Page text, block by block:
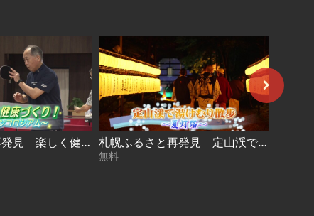
札幌ふるさと再発見 楽しく健康づくり！～ピンポンコロシアム～2026年7月11日放送 札幌ふるさと再発見 定山渓で湯けむり散歩～夏灯路～2026年7月4日放送
無料